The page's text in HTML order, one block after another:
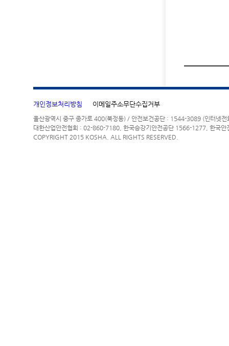
개인정보처리방침 이메일주소무단수집거부
울산광역시 중구 종가로 400(북정동) / 안전보건공단 : 1544-3089 (인터넷
대한산업안전협회 : 02-860-7180, 한국승강기안전공단 1566-1277, 한국
COPYRIGHT 2015 KOSHA. ALL RIGHTS RESERVED.